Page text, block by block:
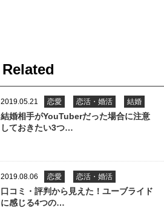
Related
2019.05.21 恋愛 恋活・婚活 結婚
結婚相手がYouTuberだった場合に注意
しておきたい3つ…
2019.08.06 恋愛 恋活・婚活
口コミ・評判から見えた！ユーブライド
に感じる4つの…